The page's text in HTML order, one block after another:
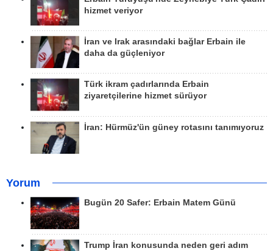
hizmet veriyor
İran ve Irak arasındaki bağlar Erbain ile
daha da güçleniyor
Türk ikram çadırlarında Erbain
ziyaretçilerine hizmet sürüyor
İran: Hürmüz'ün güney rotasını tanımıyoruz
Yorum
Bugün 20 Safer: Erbain Matem Günü
Trump İran konusunda neden geri adım